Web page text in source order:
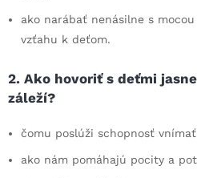
ako narábať nenásilne s
vzťahu k deťom.
2. Ako hovoriť s deťmi
záleží?
čomu poslúži schopnosť
ako nám pomáhajú pocity a